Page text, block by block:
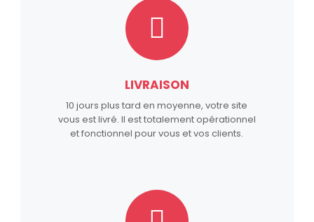
LIVRAISON
10 jours plus tard en moyenne, votre site
vous est livré. Il est totalement opérationnel
et fonctionnel pour vous et vos clients.